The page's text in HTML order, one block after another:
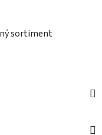
sortiment